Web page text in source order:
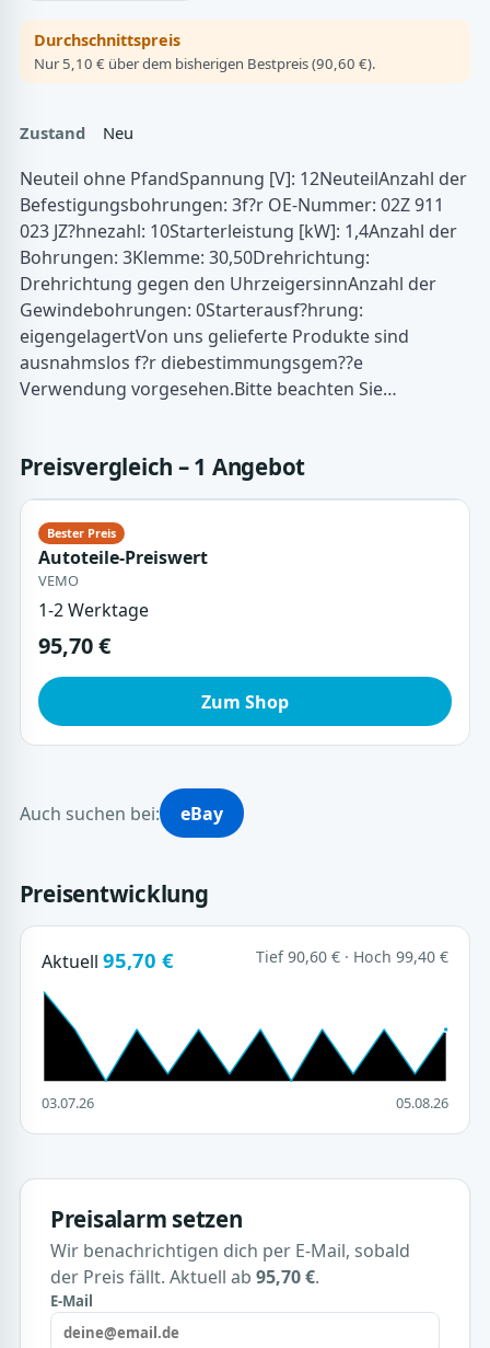
Durchschnittspreis
Nur 5,10 € über dem bisherigen Bestpreis (90,60 €).
Zustand Neu
Neuteil ohne PfandSpannung [V]: 12NeuteilAnzahl der
Befestigungsbohrungen: 3f?r OE-Nummer: 02Z 911
023 JZ?hnezahl: 10Starterleistung [kW]: 1,4Anzahl der
Bohrungen: 3Klemme: 30,50Drehrichtung:
Drehrichtung gegen den UhrzeigersinnAnzahl der
Gewindebohrungen: 0Starterausf?hrung:
eigengelagertVon uns gelieferte Produkte sind
ausnahmslos f?r diebestimmungsgem??e
Verwendung vorgesehen.Bitte beachten Sie…
Preisvergleich – 1 Angebot
Autoteile-Preiswert
VEMO
1-2 Werktage
95,70 €
Zum Shop
Auch suchen bei: eBay
Preisentwicklung
Aktuell 95,70 € Tief 90,60 € · Hoch 99,40 €
03.07.26 05.08.26
Preisalarm setzen
Wir benachrichtigen dich per E-Mail, sobald
der Preis fällt. Aktuell ab 95,70 €.
E-Mail